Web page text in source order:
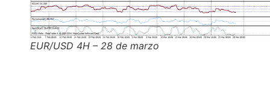
EUR/USD 4H – 28 de marzo